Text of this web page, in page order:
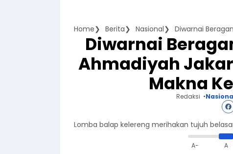
Home Berita Nasional
Diwarnai
Ahmadiyah
Makna
Redaksi
Lomba balap kelereng merihakan tujuh
A- A